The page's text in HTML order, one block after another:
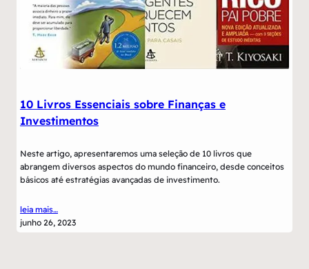
10 Livros Essenciais sobre Finanças e
Investimentos
Neste artigo, apresentaremos uma seleção de 10 livros que
abrangem diversos aspectos do mundo financeiro, desde conceitos
básicos até estratégias avançadas de investimento.
leia mais…
junho 26, 2023